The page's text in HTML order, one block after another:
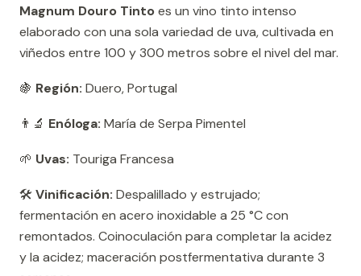
Magnum Douro Tintoes un vino tinto intenso
elaborado con una sola variedad de uva, cultivada en
viñedos entre 100 y 300 metros sobre el nivel del mar.
🍇 Región: Duero, Portugal
👨‍🔬 Enóloga: María de Serpa Pimentel
🌱 Uvas: Touriga Francesa
🛠️ Vinificación: Despalillado y estrujado;
fermentación en acero inoxidable a 25 °C con
remontados. Coinoculación para completar la acidez
y la acidez; maceración postfermentativa durante 3